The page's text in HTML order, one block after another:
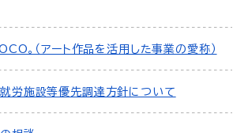
。（アート作品を活用した事業の愛称）
労施設等優先調達方針について